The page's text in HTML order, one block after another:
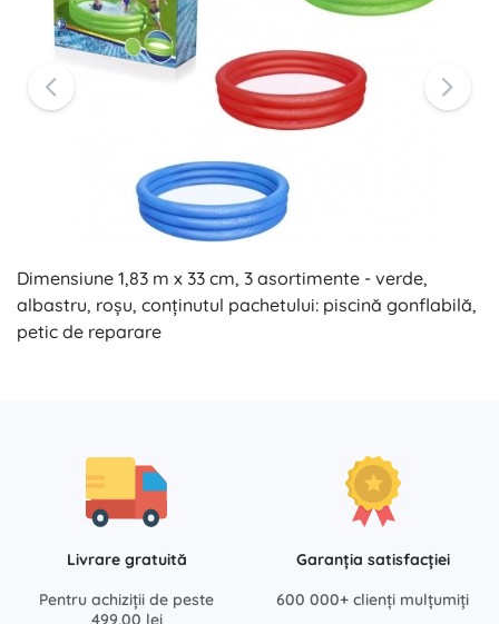
Dimensiune 1,83 m x 33 cm, 3 asortimente - verde,
albastru, roșu, conținutul pachetului: piscină gonflabilă,
petic de reparare
Livrare gratuită
Pentru achiziții de peste
499,00 lei
Garanția satisfacției
600 000+ clienți mulțumiți